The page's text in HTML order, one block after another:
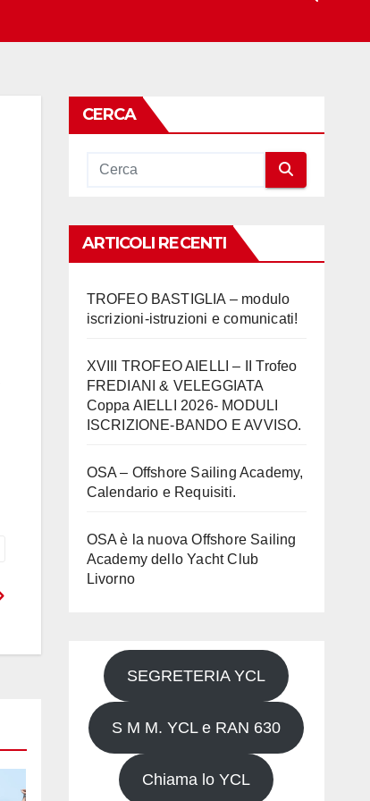
CERCA
ARTICOLI RECENTI
TROFEO BASTIGLIA – modulo
iscrizioni-istruzioni e comunicati!
XVIII TROFEO AIELLI – II Trofeo
FREDIANI & VELEGGIATA
Coppa AIELLI 2026- MODULI
ISCRIZIONE-BANDO E AVVISO.
OSA – Offshore Sailing Academy,
Calendario e Requisiti.
OSA è la nuova Offshore Sailing
Academy dello Yacht Club
Livorno
SEGRETERIA YCL
S M M. YCL e RAN 630
Chiama lo YCL